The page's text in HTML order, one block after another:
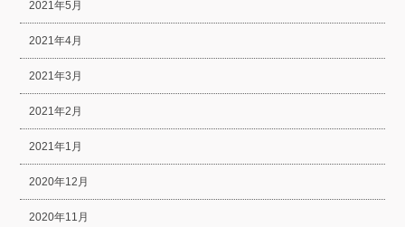
2021年5月
2021年4月
2021年3月
2021年2月
2021年1月
2020年12月
2020年11月